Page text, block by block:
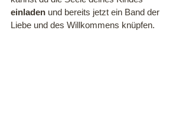
einladen und bereits jetzt ein Band der
Liebe und des Willkommens knüpfen.